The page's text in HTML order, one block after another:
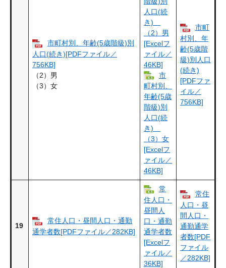
市町村別、年齢(5歳階級)別
人口(続き)[PDFファイル／
756KB]
（2）男
（3）女
人口(続
き)
（2）男
[Excelフ
ァイル／
46KB]
市
町村別、
年齢(5歳
階級)別
人口(続
き)
（3）女
[Excelフ
ァイル／
46KB]
市町
村別、年
齢(5歳階
級)別人口
(続き)
[PDFファ
イル／
756KB]
19
常住人口・昼間人口・通勤
通学者数[PDFファイル／282KB]
常
住人口・
昼間人
口・通勤
通学者数
[Excelフ
ァイル／
36KB]
常住
人口・昼
間人口・
通勤通学
者数[PDF
ファイル
／282KB]